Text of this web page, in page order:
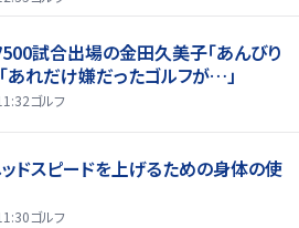
試合出場の金田久美子「あんびり
あれだけ嫌だったゴルフが…」
ゴルフ
ッドスピードを上げるための身体の使
ゴルフ